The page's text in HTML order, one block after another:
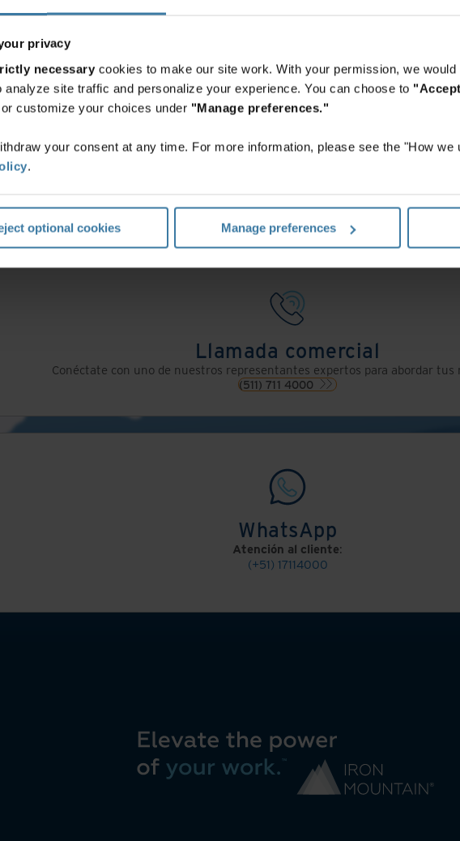
privacy
necessary cookies to make our site work. With your permission, we would
analyze site traffic and personalize your experience. You can choose to
or customize your choices under "Manage preferences."
your consent at any time. For more information, please see the "How
.
optional cookies Manage preferences
Completa este formulario y un representante de Iron Mountain te contactará en
Obtén una cotización
Llamada comercial
Conéctate con uno de nuestros representantes expertos para abordar tus
(511) 711 4000
WhatsApp
Atención al cliente:
(+51) 17114000